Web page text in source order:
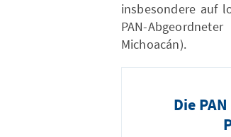
insbesondere auf
PAN-
Michoacán).
Die